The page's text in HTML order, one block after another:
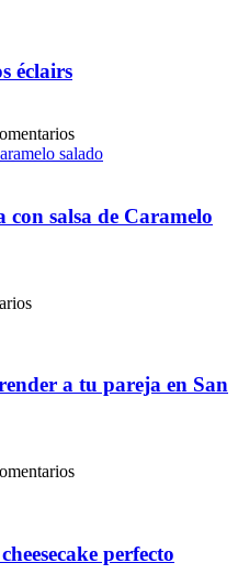
éclairs
salsa de Caramelo
a tu pareja en San
perfecto